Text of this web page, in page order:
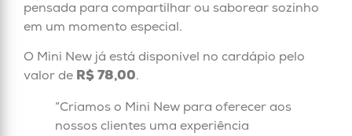
pensada para compartilhar ou saborear sozinho
em um momento especial.
O Mini New já está disponível no cardápio pelo
valor de R$ 78,00.
“Criamos o Mini New para oferecer aos
nossos clientes uma experiência